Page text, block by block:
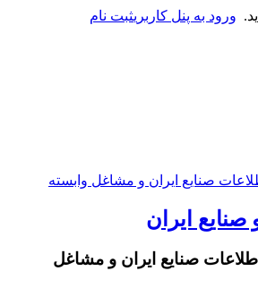
ورود به پنل کاربریثبت نام
ایران
صنایع ایران و مشاغل